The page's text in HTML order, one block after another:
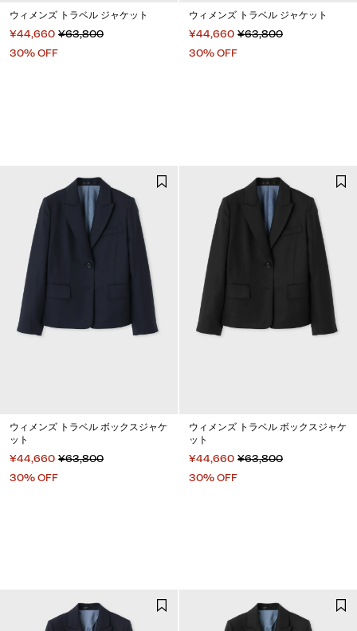
ウィメンズ トラベル ジャケット
¥44,660 ¥63,800
30% OFF
ウィメンズ トラベル ジャケット
¥44,660 ¥63,800
30% OFF
ウィメンズ トラベル ボックスジャケ
ット
¥44,660 ¥63,800
30% OFF
ウィメンズ トラベル ボックスジャケ
ット
¥44,660 ¥63,800
30% OFF